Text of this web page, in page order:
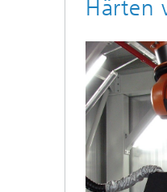
Tribologische
PVD-Schichten
Tribologische
Härten